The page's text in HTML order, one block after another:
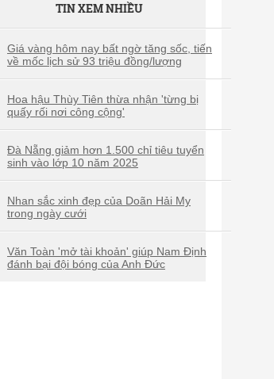
TIN XEM NHIỀU
Giá vàng hôm nay bất ngờ tăng sốc, tiến
về mốc lịch sử 93 triệu đồng/lượng
Hoa hậu Thùy Tiên thừa nhận 'từng bị
quấy rối nơi công cộng'
Đà Nẵng giảm hơn 1.500 chỉ tiêu tuyển
sinh vào lớp 10 năm 2025
Nhan sắc xinh đẹp của Doãn Hải My
trong ngày cưới
Văn Toàn 'mở tài khoản' giúp Nam Định
đánh bại đội bóng của Anh Đức